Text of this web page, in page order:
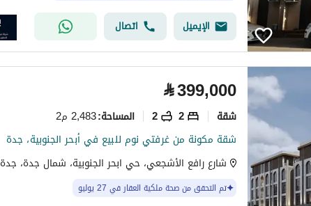
الإيميل اتصال
⃁399,000
شقة 2
2 المساحة:2,483 م2
شقة مكونة من غرفتي نوم للبيع في أبحر الجنوبية، جدة
شارع رافع الأشجعي، حي ابحر الجنوبية، شمال جدة، جدة
تم التحقق من صحة ملكية العقار في 27 يوليو